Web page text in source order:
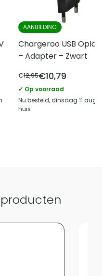
AANBIEDING
Chargeroo USB
– Adapter – Zwart
€12,95€10,79
✓ Op voorraad
Nu besteld, dinsdag 11
huis